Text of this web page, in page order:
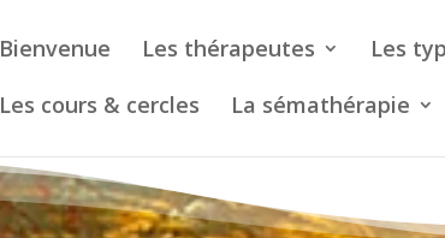
Bienvenue Les thérapeutes Les
Les cours & cercles
La sémathérapie